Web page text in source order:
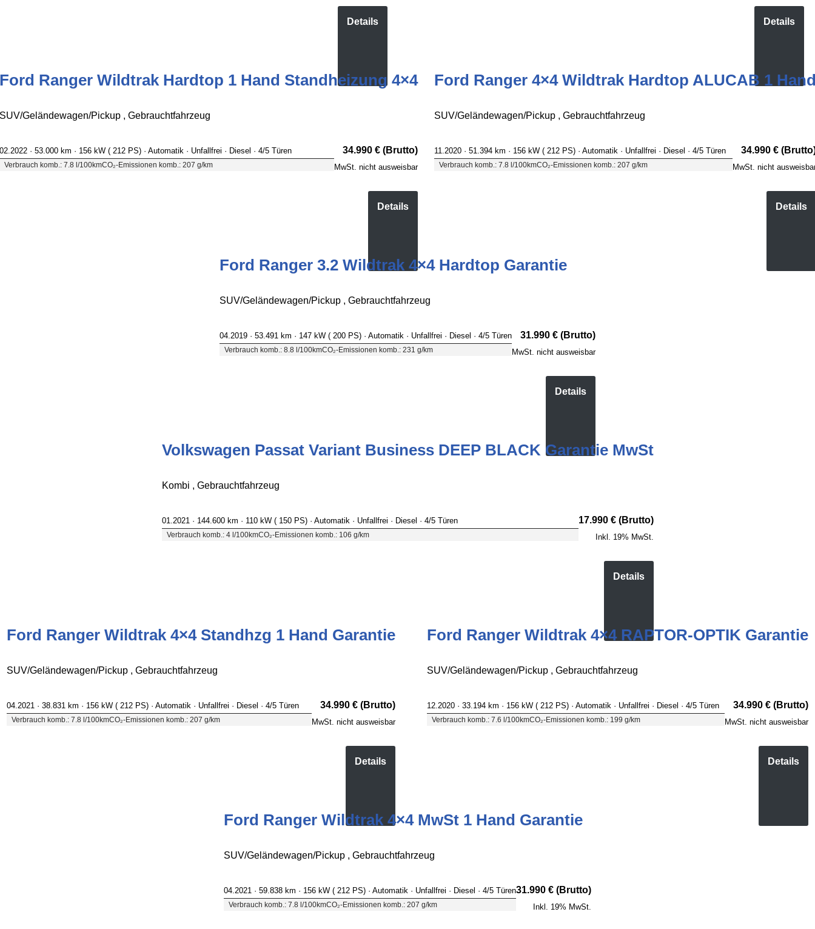
Details Details
Ranger Wildtrak Hardtop 1 Hand Standheizung 4×4
Geländewagen/Pickup , Gebrauchtfahrzeug
· 53.000 km · 156 kW ( 212 PS) · Automatik · Unfallfrei · Diesel · 4/5 Türen
Verbrauch komb.: 7.8 l/100kmCO₂-Emissionen komb.: 207 g/km
34.990 € (Brutto)
MwSt. nicht ausweisbar
Details
Ford Ranger 4×4 Wildtrak Hardtop ALUCAB 1
SUV/Geländewagen/Pickup , Gebrauchtfahrzeug
11.2020 · 51.394 km · 156 kW ( 212 PS) · Automatik · Unfallfrei · Diesel · 4/5 Türen
Verbrauch komb.: 7.8 l/100kmCO₂-Emissionen komb.: 207 g/km
34.990 €
MwSt. nicht
Details
Ford Ranger 3.2 Wildtrak 4×4 Hardtop Garantie
SUV/Geländewagen/Pickup , Gebrauchtfahrzeug
04.2019 · 53.491 km · 147 kW ( 200 PS) · Automatik · Unfallfrei · Diesel · 4/5 Türen
Verbrauch komb.: 8.8 l/100kmCO₂-Emissionen komb.: 231 g/km
31.990 € (Brutto)
MwSt. nicht ausweisbar
Details
Volkswagen Passat Variant Business DEEP BLACK Garantie MwSt
Kombi , Gebrauchtfahrzeug
01.2021 · 144.600 km · 110 kW ( 150 PS) · Automatik · Unfallfrei · Diesel · 4/5 Türen
Verbrauch komb.: 4 l/100kmCO₂-Emissionen komb.: 106 g/km
17.990 € (Brutto)
Inkl. 19% MwSt.
Details
Ford Ranger Wildtrak 4×4 Standhzg 1 Hand Garantie
SUV/Geländewagen/Pickup , Gebrauchtfahrzeug
04.2021 · 38.831 km · 156 kW ( 212 PS) · Automatik · Unfallfrei · Diesel · 4/5 Türen
Verbrauch komb.: 7.8 l/100kmCO₂-Emissionen komb.: 207 g/km
34.990 € (Brutto)
MwSt. nicht ausweisbar
Details
Ford Ranger Wildtrak 4×4 RAPTOR-OPTIK Garantie
SUV/Geländewagen/Pickup , Gebrauchtfahrzeug
12.2020 · 33.194 km · 156 kW ( 212 PS) · Automatik · Unfallfrei · Diesel · 4/5 Türen
Verbrauch komb.: 7.6 l/100kmCO₂-Emissionen komb.: 199 g/km
34.990 € (Brutto)
MwSt. nicht ausweisbar
Details
Ford Ranger Wildtrak 4×4 MwSt 1 Hand Garantie
SUV/Geländewagen/Pickup , Gebrauchtfahrzeug
04.2021 · 59.838 km · 156 kW ( 212 PS) · Automatik · Unfallfrei · Diesel · 4/5 Türen
Verbrauch komb.: 7.8 l/100kmCO₂-Emissionen komb.: 207 g/km
31.990 € (Brutto)
Inkl. 19% MwSt.